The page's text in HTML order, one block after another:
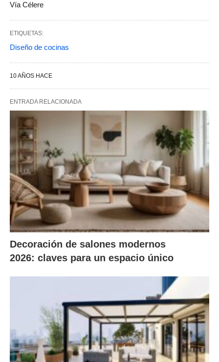
Vía Célere
ETIQUETAS:
Diseño de cocinas
10 AÑOS HACE
ENTRADA RELACIONADA
Decoración de salones modernos
2026: claves para un espacio único